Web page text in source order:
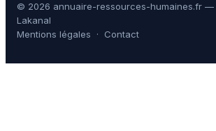
© 2026 annuaire-ressources-humaines.fr —
Lakanal
Mentions légales · Contact